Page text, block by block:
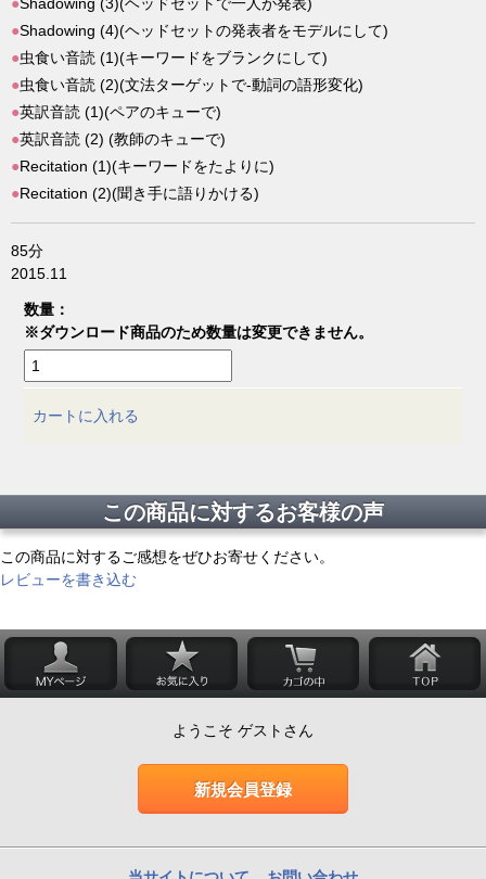
●Shadowing (4)(ヘッドセットの発表者をモデルにして)
●虫食い音読 (1)(キーワードをブランクにして)
●虫食い音読 (2)(文法ターゲットで-動詞の語形変化)
●英訳音読 (1)(ペアのキューで)
●英訳音読 (2) (教師のキューで)
●Recitation (1)(キーワードをたよりに)
●Recitation (2)(聞き手に語りかける)
85分
2015.11
数量：
※ダウンロード商品のため数量は変更できません。
カートに入れる
この商品に対するお客様の声
この商品に対するご感想をぜひお寄せください。
レビューを書き込む
ようこそ ゲストさん
新規会員登録